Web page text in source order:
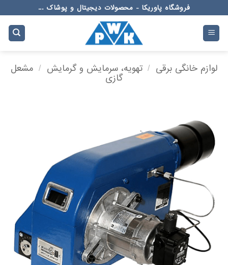
to
content
فروشگاه پاوریکا - محصولات دیجیتال و پوشاک ...
لوازم خانگی برقی / تهویه، سرمایش و گرمایش / مشعل
گازی